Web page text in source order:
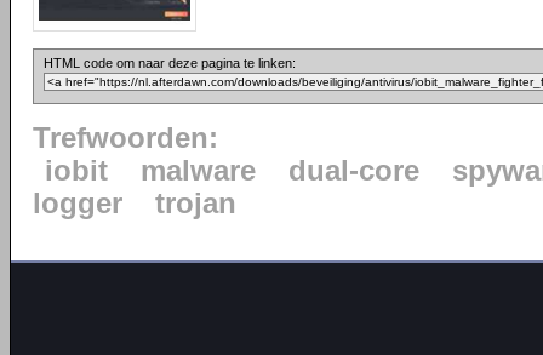
HTML code om naar deze pagina te linken:
Trefwoorden:
iobit
malware dual-core
logger
trojan